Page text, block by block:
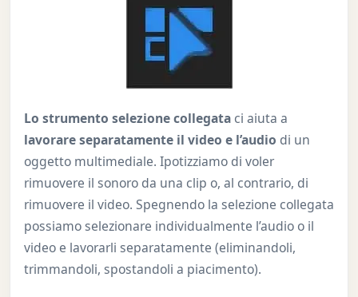
Lo strumento selezione collegataci aiuta a
lavorare separatamente il video e l’audio di un
oggetto multimediale. Ipotizziamo di voler
rimuovere il sonoro da una clip o, al contrario, di
rimuovere il video. Spegnendo la selezione collegata
possiamo selezionare individualmente l’audio o il
video e lavorarli separatamente (eliminandoli,
trimmandoli, spostandoli a piacimento).